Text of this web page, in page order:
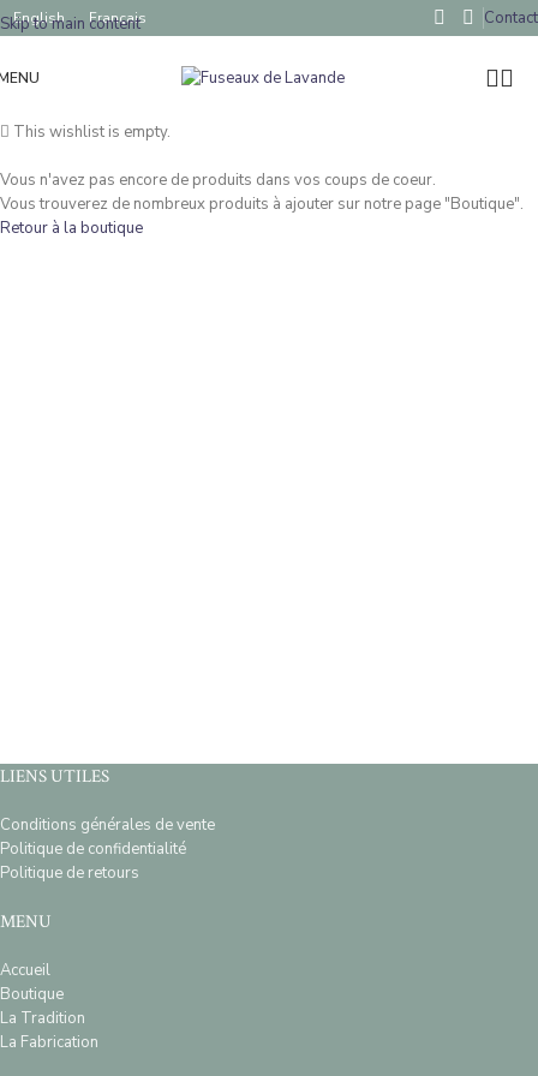
Skip to main content
English Français Contact
This wishlist is empty.
Vous n'avez pas encore de produits dans vos coups de coeur.
Vous trouverez de nombreux produits à ajouter sur notre page "Boutique".
Retour à la boutique
LIENS UTILES
Conditions générales de vente
Politique de confidentialité
Politique de retours
MENU
Accueil
Boutique
La Tradition
La Fabrication